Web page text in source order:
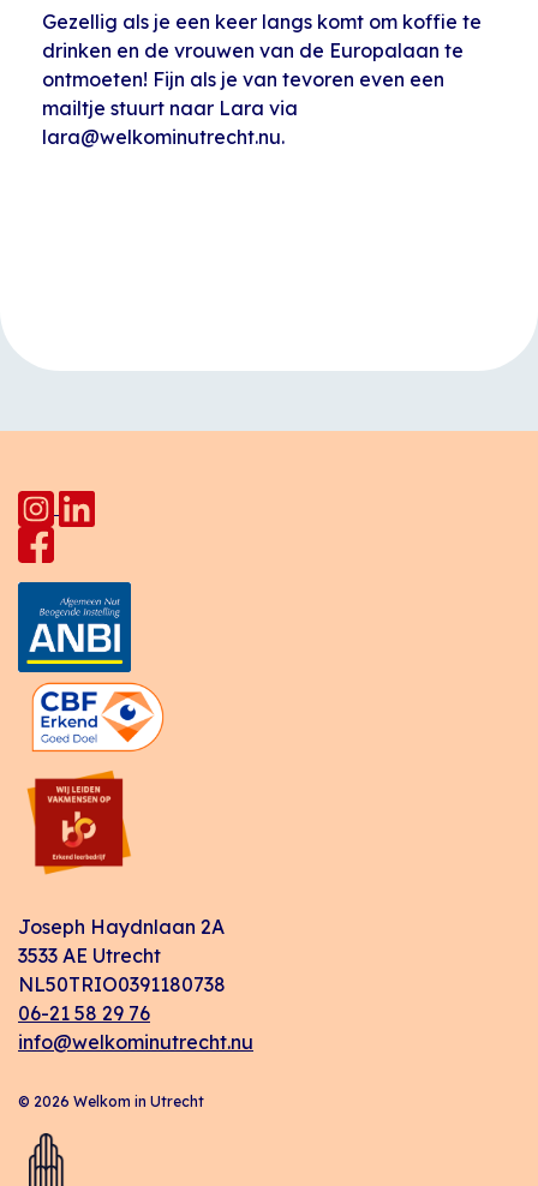
Gezellig als je een keer langs komt om koffie te
drinken en de vrouwen van de Europalaan te
ontmoeten! Fijn als je van tevoren even een
mailtje stuurt naar Lara via
lara@welkominutrecht.nu.
Joseph Haydnlaan 2A
3533 AE Utrecht
NL50TRIO0391180738
06-21 58 29 76
info@welkominutrecht.nu
© 2026 Welkom in Utrecht